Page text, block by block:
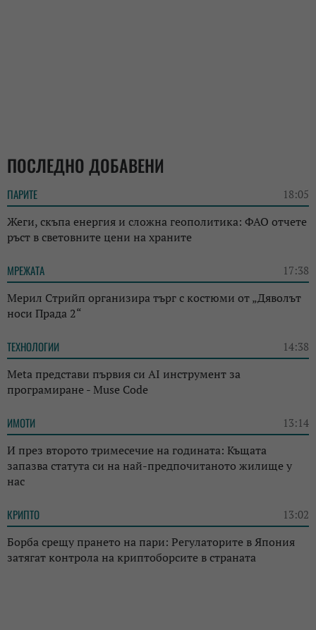
ПОСЛЕДНО ДОБАВЕНИ
ПАРИТЕ 18:05
Жеги, скъпа енергия и сложна геополитика: ФАО отчете
ръст в световните цени на храните
МРЕЖАТА 17:38
Мерил Стрийп организира търг с костюми от „Дяволът
носи Прада 2“
ТЕХНОЛОГИИ 14:38
Meta представи първия си AI инструмент за
програмиране - Muse Code
ИМОТИ 13:14
И през второто тримесечие на годината: Къщата
запазва статута си на най-предпочитаното жилище у
нас
КРИПТО 13:02
Борба срещу прането на пари: Регулаторите в Япония
затягат контрола на криптоборсите в страната